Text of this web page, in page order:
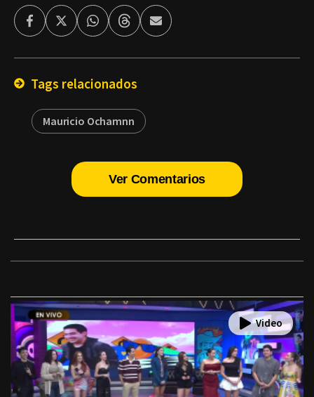
FacebookTwitterWhatsappThreadsEnviar
por
Tags relacionados
Mauricio Ochamnn
Ver Comentarios